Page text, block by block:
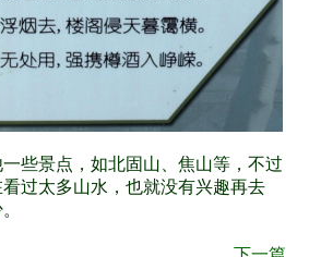
些景点，如北固山、焦山等，不过
过太多山水，也就没有兴趣再去